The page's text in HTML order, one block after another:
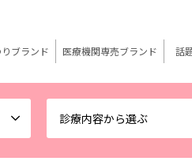
診療内容から選ぶ
ブランド 医療機関専売ブランド 話